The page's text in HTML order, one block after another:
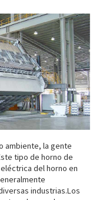
ambiente, la gente
tipo de horno de
del horno en
industrias.Los